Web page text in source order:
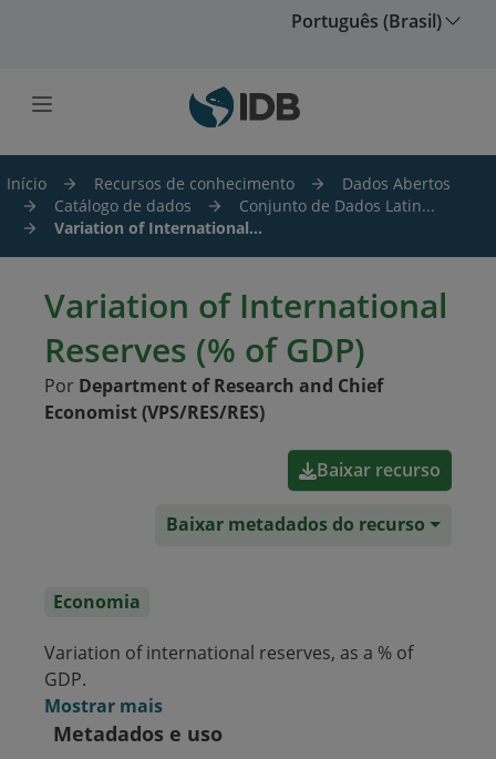
Português (Brasil)
Início Recursos de conhecimento
Dados Abertos
Catálogo de dados
Conjunto de Dados Latin...
Variation of International...
Variation of International
Reserves (% of GDP)
Por Department of Research and Chief
Economist (VPS/RES/RES)
Baixar recurso
Baixar metadados do recurso
Economia
Variation of international reserves, as a % of
GDP.
Mostrar mais
Metadados e uso